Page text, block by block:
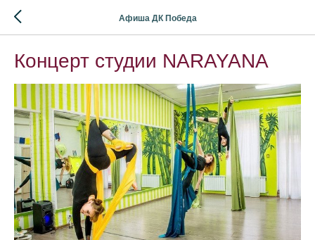
Афиша ДК Победа
Концерт студии NARAYANA